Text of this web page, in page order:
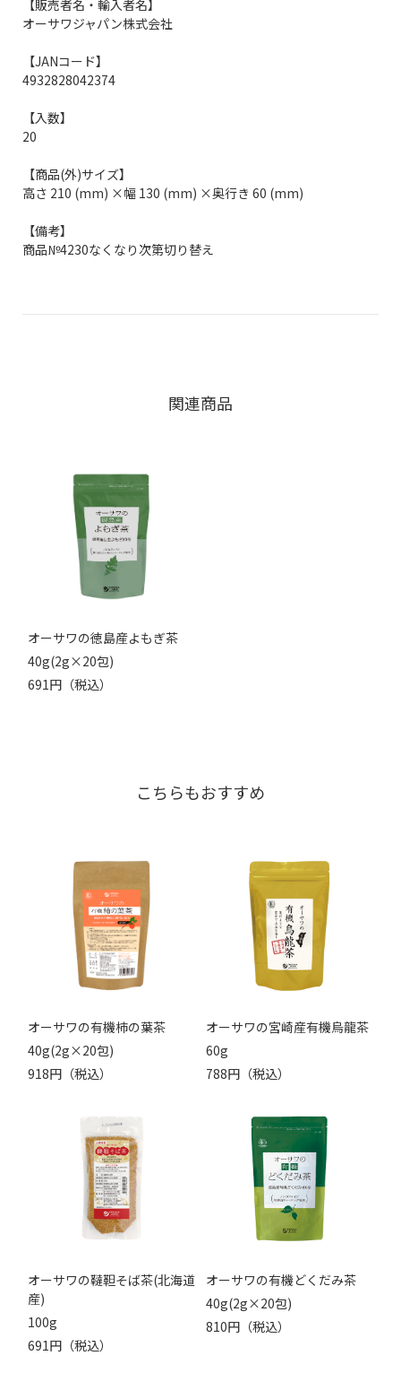
【販売者名・輸入者名】
オーサワジャパン株式会社
【JANコード】
4932828042374
【入数】
20
【商品(外)サイズ】
高さ 210 (mm) ×幅 130 (mm) ×奥行き 60 (mm)
【備考】
商品№4230なくなり次第切り替え
関連商品
オーサワの徳島産よもぎ茶
40g(2g×20包)
691円（税込）
こちらもおすすめ
オーサワの有機柿の葉茶
40g(2g×20包)
918円（税込）
オーサワの宮崎産有機烏龍茶
60g
788円（税込）
オーサワの韃靼そば茶(北海道
産)
100g
691円（税込）
オーサワの有機どくだみ茶
40g(2g×20包)
810円（税込）